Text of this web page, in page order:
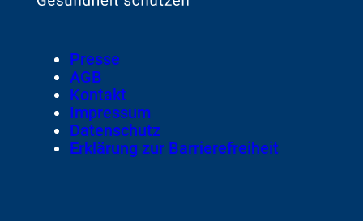
Footer
Meta-
Navigation
Presse
AGB
Kontakt
Impressum
Datenschutz
Erklärung zur Barrierefreiheit